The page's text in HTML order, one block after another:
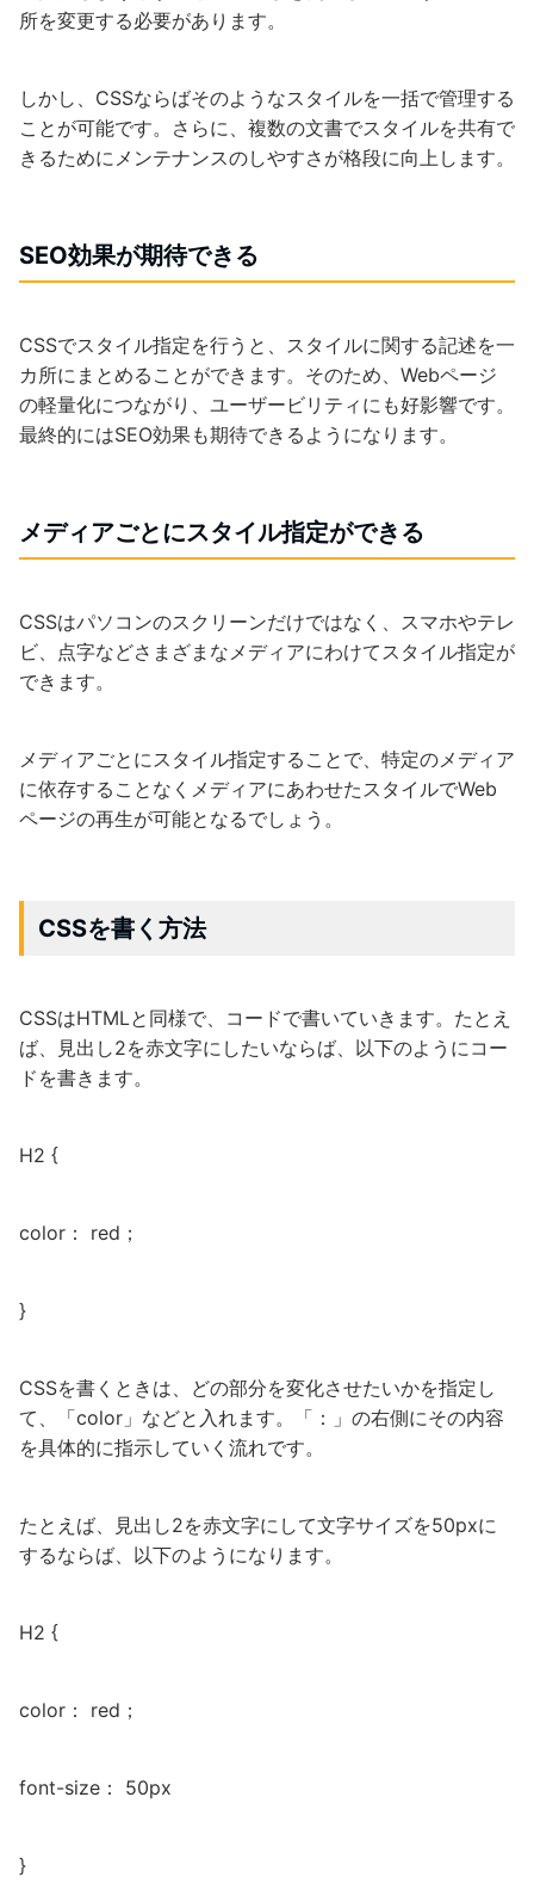
所を変更する必要があります。
しかし、CSSならばそのようなスタイルを一括で管理する
ことが可能です。さらに、複数の文書でスタイルを共有で
きるためにメンテナンスのしやすさが格段に向上します。
SEO効果が期待できる
CSSでスタイル指定を行うと、スタイルに関する記述を一
カ所にまとめることができます。そのため、Webページ
の軽量化につながり、ユーザービリティにも好影響です。
最終的にはSEO効果も期待できるようになります。
メディアごとにスタイル指定ができる
CSSはパソコンのスクリーンだけではなく、スマホやテレ
ビ、点字などさまざまなメディアにわけてスタイル指定が
できます。
メディアごとにスタイル指定することで、特定のメディア
に依存することなくメディアにあわせたスタイルでWeb
ページの再生が可能となるでしょう。
CSSを書く方法
CSSはHTMLと同様で、コードで書いていきます。たとえ
ば、見出し2を赤文字にしたいならば、以下のようにコー
ドを書きます。
H2 {
color： red；
}
CSSを書くときは、どの部分を変化させたいかを指定し
て、「color」などと入れます。「：」の右側にその内容
を具体的に指示していく流れです。
たとえば、見出し2を赤文字にして文字サイズを50pxに
するならば、以下のようになります。
H2 {
color： red；
font-size： 50px
}